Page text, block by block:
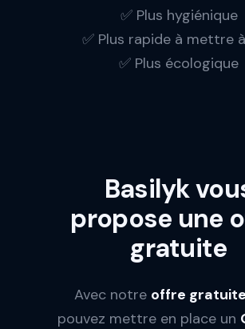
✅ Plus hygiénique
✅ Plus rapide à mettre
✅ Plus écologique
Basilyk
propose une
gratuite
Avec notre offre gratuite
pouvez mettre en place un